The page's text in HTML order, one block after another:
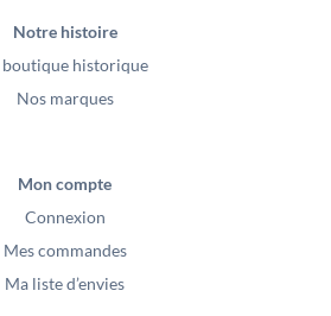
Notre histoire
boutique historique
Nos marques
Mon compte
Connexion
Mes commandes
Ma liste d’envies